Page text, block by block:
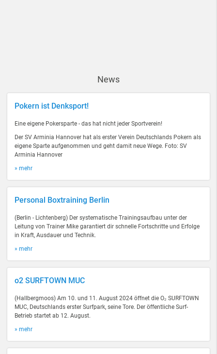
News
Pokern ist Denksport!
Eine eigene Pokersparte - das hat nicht jeder Sportverein!
Der SV Arminia Hannover hat als erster Verein Deutschlands Pokern als
eigene Sparte aufgenommen und geht damit neue Wege. Foto: SV
Arminia Hannover
» mehr
Personal Boxtraining Berlin
(Berlin - Lichtenberg) Der systematische Trainingsaufbau unter der
Leitung von Trainer Mike garantiert dir schnelle Fortschritte und Erfolge
in Kraft, Ausdauer und Technik.
» mehr
o2 SURFTOWN MUC
(Hallbergmoos) Am 10. und 11. August 2024 öffnet die O₂ SURFTOWN
MUC, Deutschlands erster Surfpark, seine Tore. Der öffentliche Surf-
Betrieb startet ab 12. August.
» mehr